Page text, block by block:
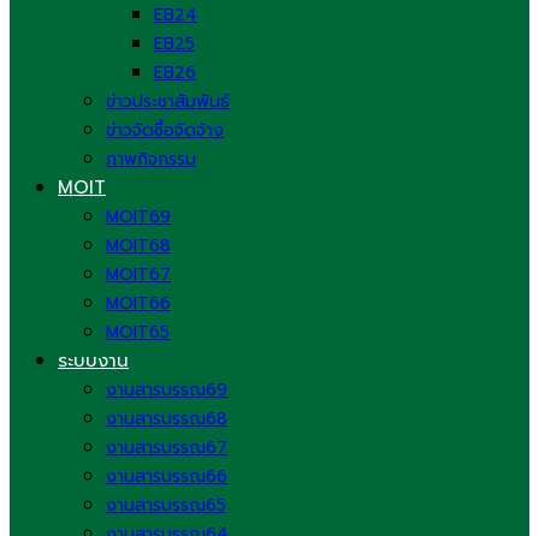
EB24
EB25
EB26
ข่าวประชาสัมพันธ์
ข่าวจัดซื้อจัดจ้าง
ภาพกิจกรรม
MOIT
MOIT69
MOIT68
MOIT67
MOIT66
MOIT65
ระบบงาน
งานสารบรรณ69
งานสารบรรณ68
งานสารบรรณ67
งานสารบรรณ66
งานสารบรรณ65